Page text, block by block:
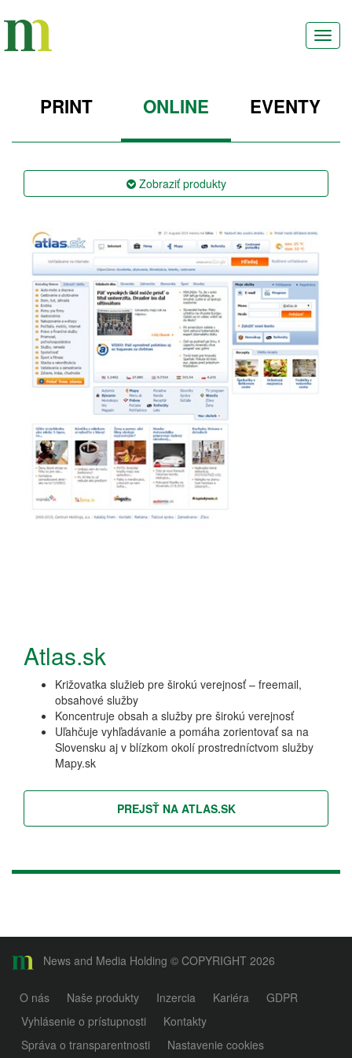
PRINT ONLINE EVENTY
Zobraziťprodukty
Atlas.sk
Križovatka služieb pre širokú verejnosť – freemail,
obsahové služby
Koncentruje obsah a služby pre širokú verejnosť
Uľahčuje vyhľadávanie a pomáha zorientovať sa na
Slovensku aj v blízkom okolí prostredníctvom služby
Mapy.sk
PREJSŤ NA ATLAS.SK
News and Media Holding © COPYRIGHT 2026
O nás Naše produkty Inzercia Kariéra
GDPR
Vyhlásenie o prístupnosti
Kontakty
Správa o transparentnosti
Nastavenie cookies